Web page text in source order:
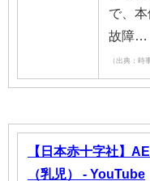
で、
故障…
（出典：時
【日本赤十字社】
（乳児） - YouTube